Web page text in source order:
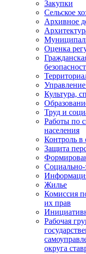
Закупки
Сельское
Архивное
Оценка
Культура,
Труд и
Работы по
населения
Контроль в
Защита
Социально-
Жилье
Комиссия
их прав
Рабочая
округа